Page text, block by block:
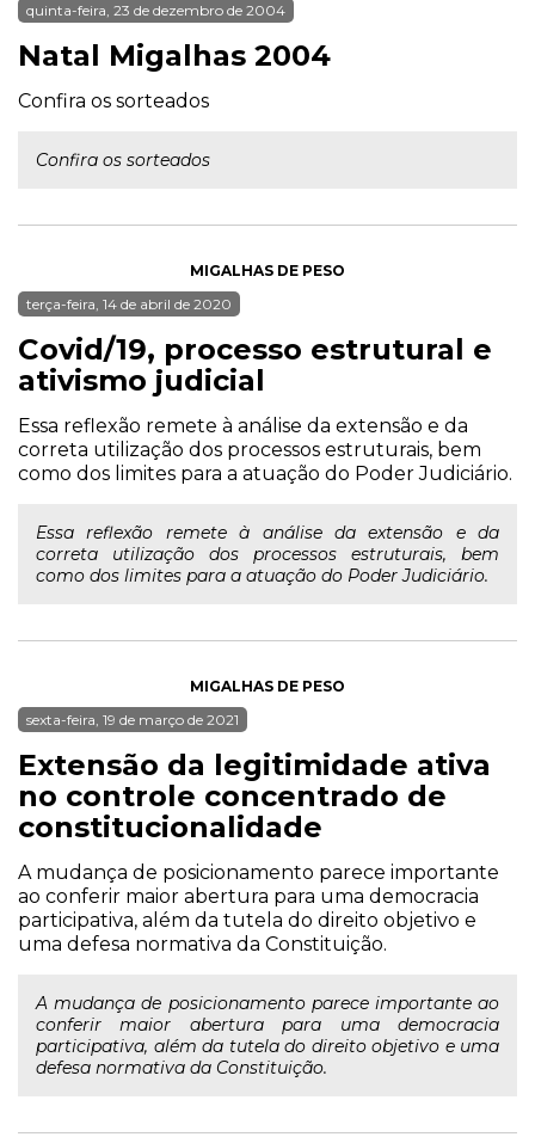
quinta-feira, 23 de dezembro de 2004
Natal Migalhas 2004
Confira os sorteados
Confira os sorteados
MIGALHAS DE PESO
terça-feira, 14 de abril de 2020
Covid/19, processo estrutural e
ativismo judicial
Essa reflexão remete à análise da extensão e da
correta utilização dos processos estruturais, bem
como dos limites para a atuação do Poder Judiciário.
Essa reflexão remete à análise da extensão e da
correta utilização dos processos estruturais, bem
como dos limites para a atuação do Poder Judiciário.
MIGALHAS DE PESO
sexta-feira, 19 de março de 2021
Extensão da legitimidade ativa
no controle concentrado de
constitucionalidade
A mudança de posicionamento parece importante
ao conferir maior abertura para uma democracia
participativa, além da tutela do direito objetivo e
uma defesa normativa da Constituição.
A mudança de posicionamento parece importante ao
conferir maior abertura para uma democracia
participativa, além da tutela do direito objetivo e uma
defesa normativa da Constituição.